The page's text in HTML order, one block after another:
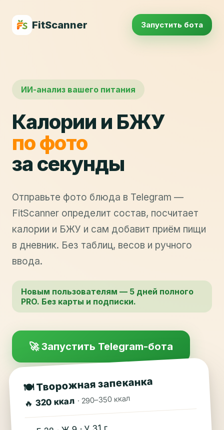
FitScanner Запустить бота
ИИ-анализ вашего питания
Калории и БЖУ
по фото
за секунды
Отправьте фото блюда в Telegram —
FitScanner определит состав, посчитает
калории и БЖУ и сам добавит приём пищи
в дневник. Без таблиц, весов и ручного
ввода.
Новым пользователям — 5 дней полного
PRO. Без карты и подписки.
🚀 Запустить Telegram-бота
🍽️ Творожная запеканка
🔥 320 ккал · 290–350 ккал